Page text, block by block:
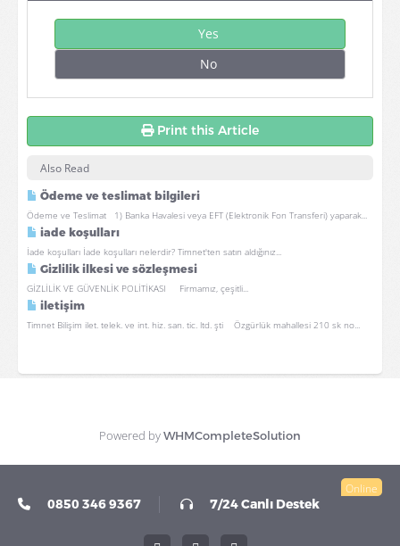
Yes
No
Print this Article
Also Read
Ödeme ve teslimat bilgileri
Ödeme ve Teslimat 1) Banka Havalesi veya EFT (Elektronik Fon Transferi) yaparak...
iade koşulları
İade koşulları İade koşulları nelerdir? Timnet'ten satın aldığınız...
Gizlilik ilkesi ve sözleşmesi
GİZLİLİK VE GÜVENLİK POLİTİKASI Firmamız, çeşitli...
iletişim
Timnet Bilişim ilet. telek. ve int. hiz. san. tic. ltd. şti Özgürlük mahallesi 210 sk no...
Powered byWHMCompleteSolution
Online
0850 346 9367 7/24 Canlı Destek